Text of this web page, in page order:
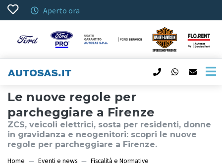
Aperto ora
Le nuove regole per
parcheggiare a Firenze
ZCS, veicoli elettrici, sosta per residenti, donne
in gravidanza e neogenitori: scopri le nuove
regole per parcheggiare a Firenze.
Home Eventi e news
Fiscalità e Normative